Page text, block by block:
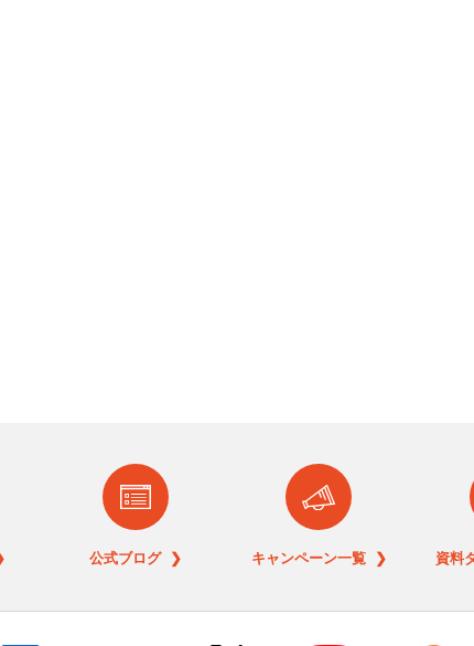
公式ブログ ❯ キャンペーン一覧 ❯ 資料